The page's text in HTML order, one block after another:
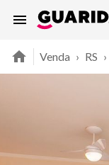
Venda › RS ›